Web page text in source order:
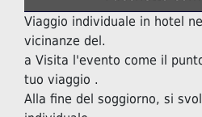
Viaggio individuale in hotel
vicinanze del.
a Visita l'evento come il
tuo viaggio .
Alla fine del soggiorno, si